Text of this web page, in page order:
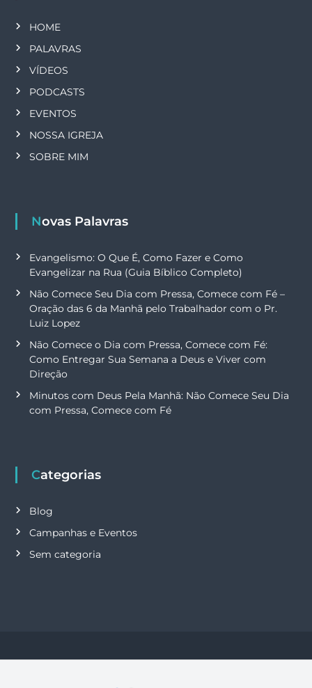
HOME
PALAVRAS
VÍDEOS
PODCASTS
EVENTOS
NOSSA IGREJA
SOBRE MIM
Novas Palavras
Evangelismo: O Que É, Como Fazer e Como
Evangelizar na Rua (Guia Bíblico Completo)
Não Comece Seu Dia com Pressa, Comece com Fé –
Oração das 6 da Manhã pelo Trabalhador com o Pr.
Luiz Lopez
Não Comece o Dia com Pressa, Comece com Fé:
Como Entregar Sua Semana a Deus e Viver com
Direção
Minutos com Deus Pela Manhã: Não Comece Seu Dia
com Pressa, Comece com Fé
Categorias
Blog
Campanhas e Eventos
Sem categoria